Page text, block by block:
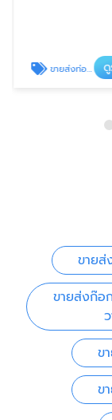
ขายส่งท่อน้ำและอุปกรณ์ (PVC
ขายส่
ขายส่งก๊อ
ข
ข